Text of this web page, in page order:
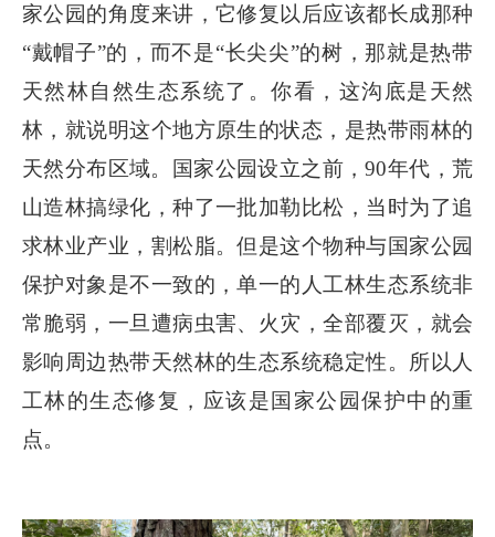
家公园的角度来讲，它修复以后应该都长成那种
“戴帽子”的，而不是“长尖尖”的树，那就是热带
天然林自然生态系统了。你看，这沟底是天然
林，就说明这个地方原生的状态，是热带雨林的
天然分布区域。国家公园设立之前，90年代，荒
山造林搞绿化，种了一批加勒比松，当时为了追
求林业产业，割松脂。但是这个物种与国家公园
保护对象是不一致的，单一的人工林生态系统非
常脆弱，一旦遭病虫害、火灾，全部覆灭，就会
影响周边热带天然林的生态系统稳定性。所以人
工林的生态修复，应该是国家公园保护中的重
点。